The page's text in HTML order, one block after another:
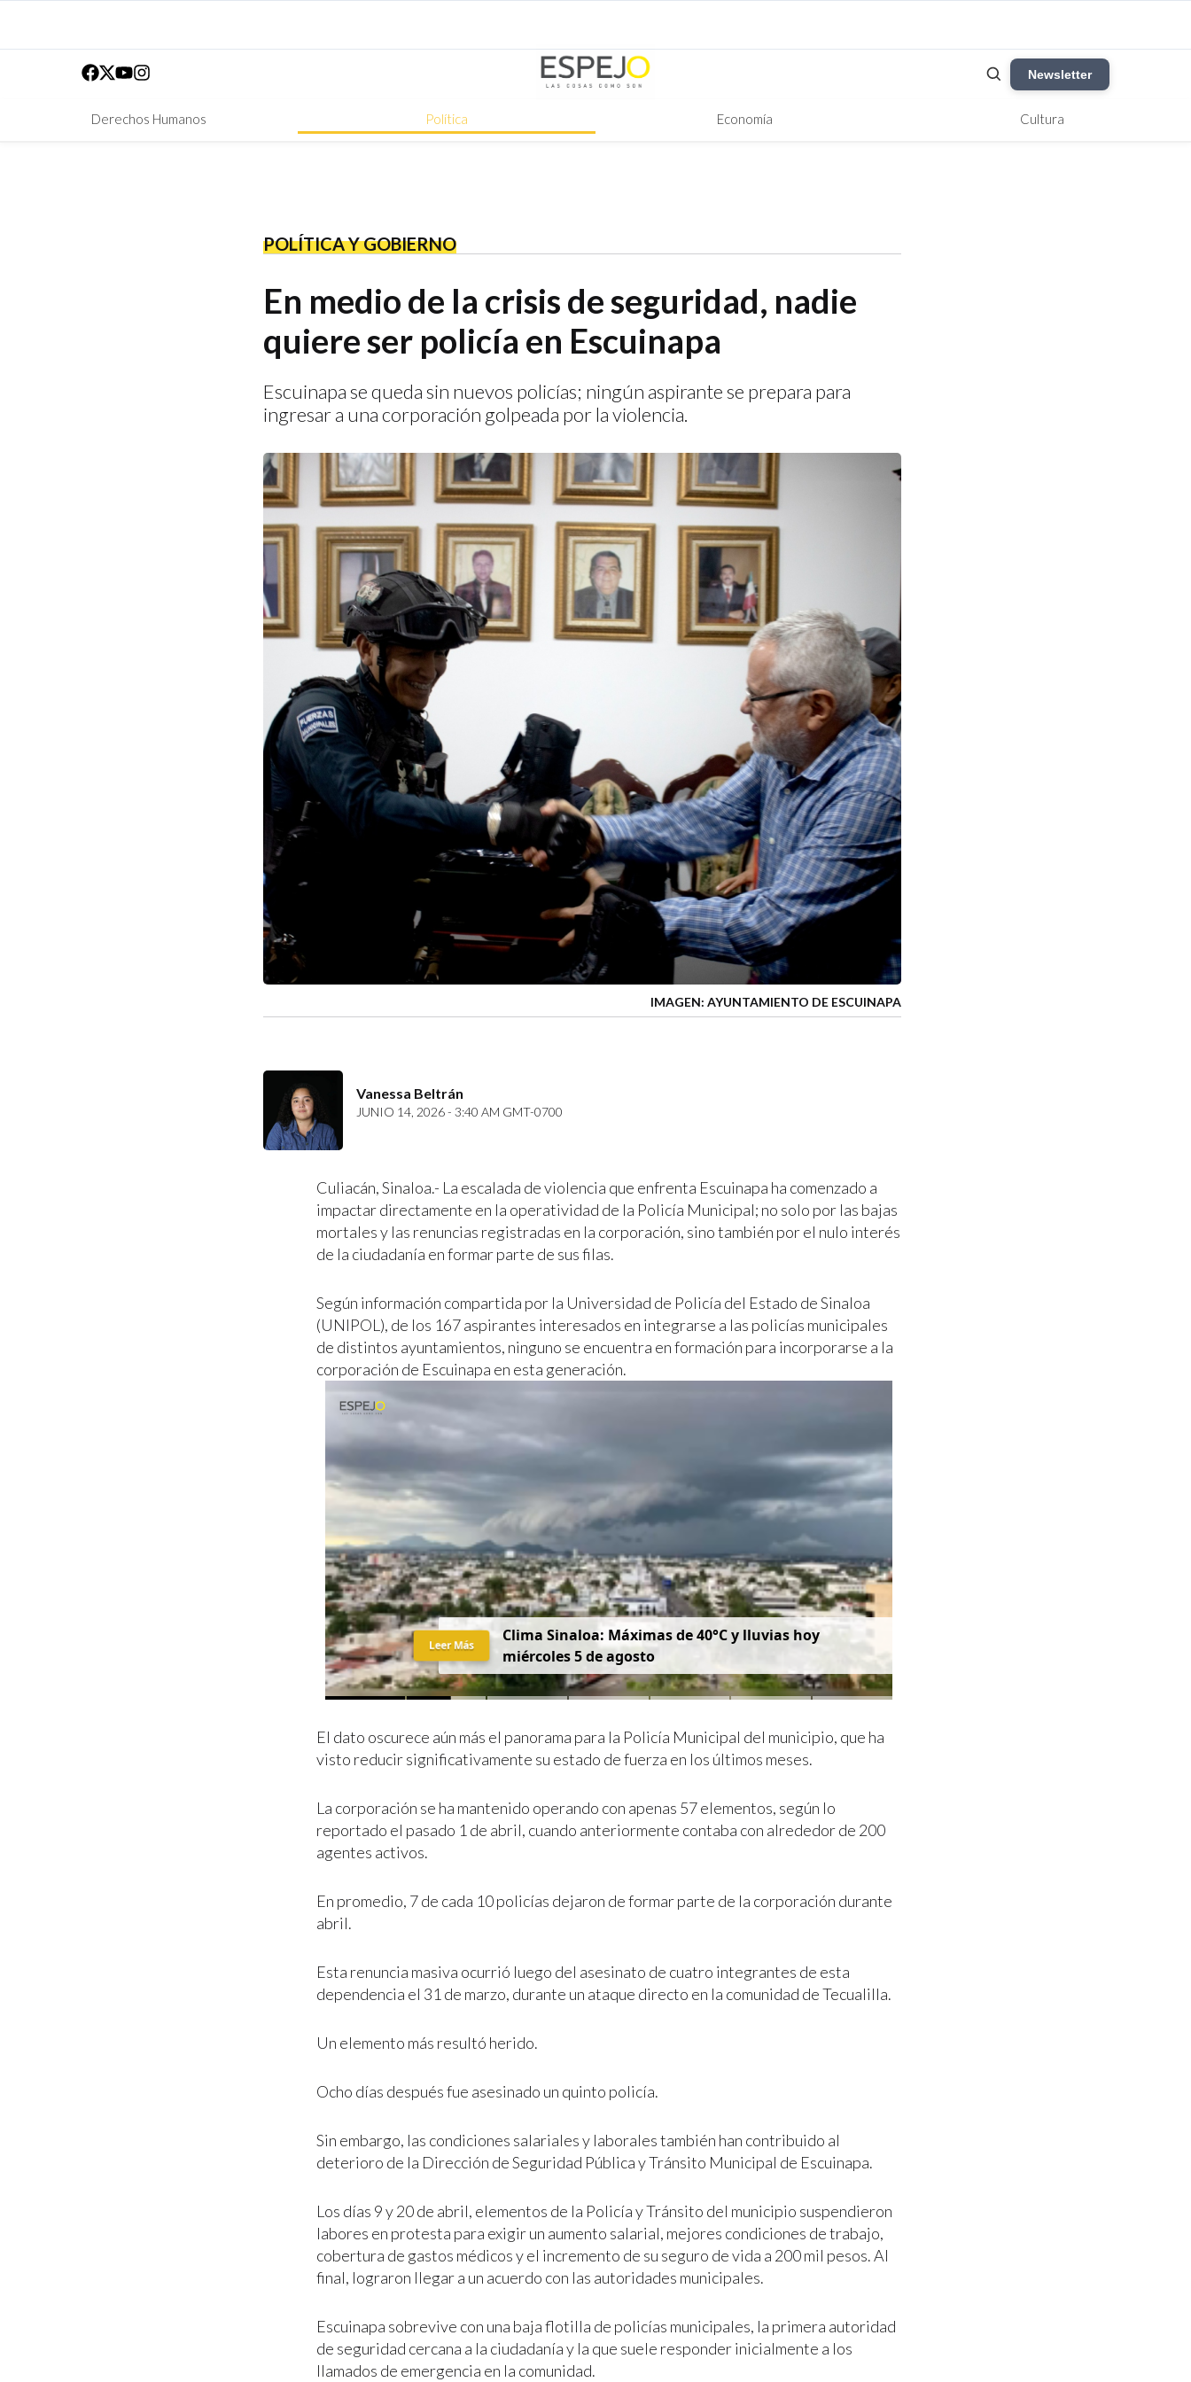
Newsletter
Derechos Humanos Política Economía Cultura
POLÍTICA Y GOBIERNO
En medio de la crisis de seguridad, nadie
quiere ser policía en Escuinapa
Escuinapa se queda sin nuevos policías; ningún aspirante se prepara para
ingresar a una corporación golpeada por la violencia.
IMAGEN: AYUNTAMIENTO DE ESCUINAPA
Vanessa Beltrán
JUNIO 14, 2026 - 3:40 AM GMT-0700
Culiacán, Sinaloa.- La escalada de violencia que enfrenta Escuinapa ha comenzado a
impactar directamente en la operatividad de la Policía Municipal; no solo por las bajas
mortales y las renuncias registradas en la corporación, sino también por el nulo interés
de la ciudadanía en formar parte de sus filas.
Según información compartida por la Universidad de Policía del Estado de Sinaloa
(UNIPOL), de los 167 aspirantes interesados en integrarse a las policías municipales
de distintos ayuntamientos, ninguno se encuentra en formación para incorporarse a la
corporación de Escuinapa en esta generación.
Clima Sinaloa: Máximas de 40°C y lluvias hoy
miércoles 5 de agosto
Leer Más
El dato oscurece aún más el panorama para la Policía Municipal del municipio, que ha
visto reducir significativamente su estado de fuerza en los últimos meses.
La corporación se ha mantenido operando con apenas 57 elementos, según lo
reportado el pasado 1 de abril, cuando anteriormente contaba con alrededor de 200
agentes activos.
En promedio, 7 de cada 10 policías dejaron de formar parte de la corporación durante
abril.
Esta renuncia masiva ocurrió luego del asesinato de cuatro integrantes de esta
dependencia el 31 de marzo, durante un ataque directo en la comunidad de Tecualilla.
Un elemento más resultó herido.
Ocho días después fue asesinado un quinto policía.
Sin embargo, las condiciones salariales y laborales también han contribuido al
deterioro de la Dirección de Seguridad Pública y Tránsito Municipal de Escuinapa.
Los días 9 y 20 de abril, elementos de la Policía y Tránsito del municipio suspendieron
labores en protesta para exigir un aumento salarial, mejores condiciones de trabajo,
cobertura de gastos médicos y el incremento de su seguro de vida a 200 mil pesos. Al
final, lograron llegar a un acuerdo con las autoridades municipales.
Escuinapa sobrevive con una baja flotilla de policías municipales, la primera autoridad
de seguridad cercana a la ciudadanía y la que suele responder inicialmente a los
llamados de emergencia en la comunidad.